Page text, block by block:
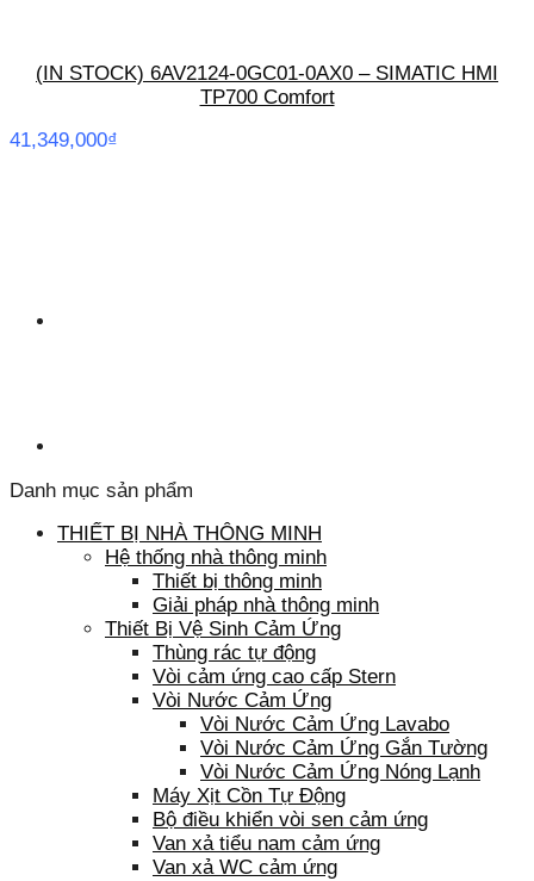
(IN STOCK) 6AV2124-0GC01-0AX0 – SIMATIC HMI
TP700 Comfort
41,349,000₫
Danh mục sản phẩm
THIẾT BỊ NHÀ THÔNG MINH
Hệ thống nhà thông minh
Thiết bị thông minh
Giải pháp nhà thông minh
Thiết Bị Vệ Sinh Cảm Ứng
Thùng rác tự động
Vòi cảm ứng cao cấp Stern
Vòi Nước Cảm Ứng
Vòi Nước Cảm Ứng Lavabo
Vòi Nước Cảm Ứng Gắn Tường
Vòi Nước Cảm Ứng Nóng Lạnh
Máy Xịt Cồn Tự Động
Bộ điều khiển vòi sen cảm ứng
Van xả tiểu nam cảm ứng
Van xả WC cảm ứng